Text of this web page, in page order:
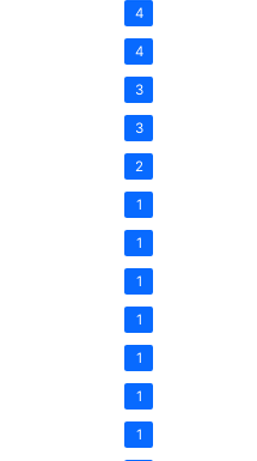
4
4
3
3
2
1
1
1
1
1
1
1